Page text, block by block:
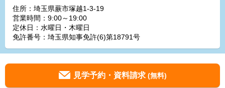
住所：埼玉県蕨市塚越1-3-19
営業時間：9:00～19:00
定休日：水曜日・木曜日
免許番号：埼玉県知事免許(6)第18791号
見学予約・資料請求 (無料)